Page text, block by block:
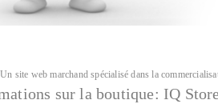
Un site web marchand spécialisé dans la
sur la boutique: IQ